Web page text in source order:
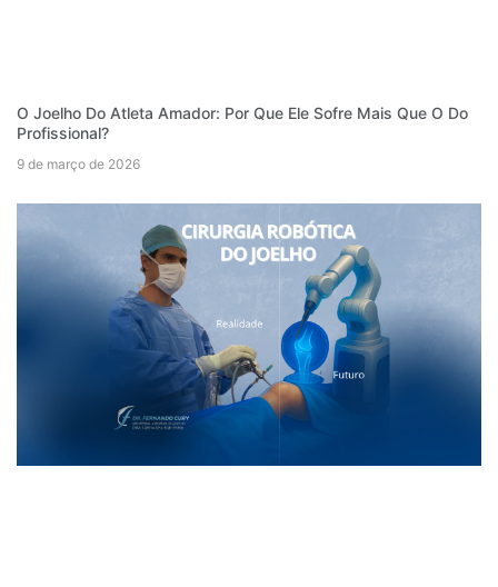
O Joelho Do Atleta Amador: Por Que Ele Sofre Mais Que O Do
Profissional?
9 de março de 2026